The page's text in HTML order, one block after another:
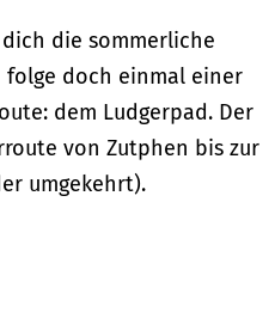
die sommerliche
folge doch einmal einer
dem Ludgerpad. Der
von Zutphen bis zur
umgekehrt).